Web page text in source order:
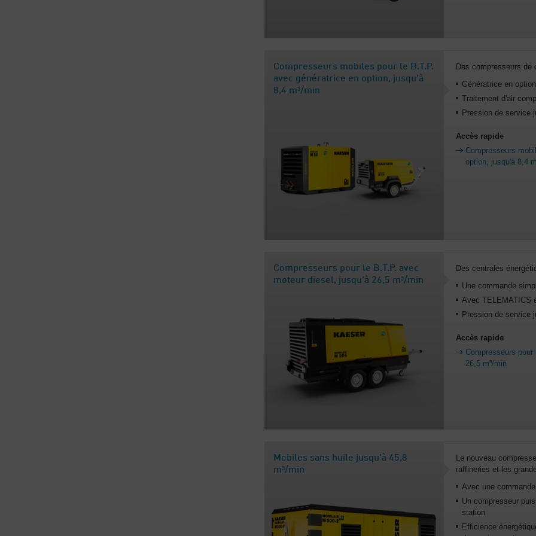
Compresseurs mobiles pour le B.T.P.
avec génératrice en option, jusqu'à
8,4 m³/min
Des compresseurs de
Génératrice en option
Traitement d'air
Pression de service
Accès rapide
Compresseurs
option, jusqu'à 8,4
Compresseurs pour le B.T.P. avec
moteur diesel, jusqu’à 26,5 m³/min
Des centrales
Une commande
Avec TELEMATICS
Pression de service
Accès rapide
Compresseurs
26,5 m³/min
Mobiles sans huile jusqu'à 45,8
m³/min
Le nouveau
raffineries et les
Avec une
Un compresseur
station
Efficience